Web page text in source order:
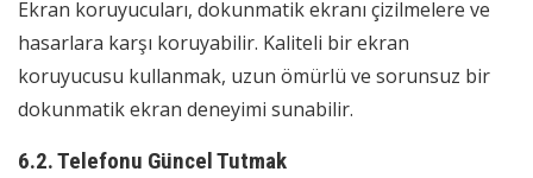
Ekran koruyucuları, dokunmatik ekranı çizilmelere ve
hasarlara karşı koruyabilir. Kaliteli bir ekran
koruyucusu kullanmak, uzun ömürlü ve sorunsuz bir
dokunmatik ekran deneyimi sunabilir.
6.2. Telefonu Güncel Tutmak